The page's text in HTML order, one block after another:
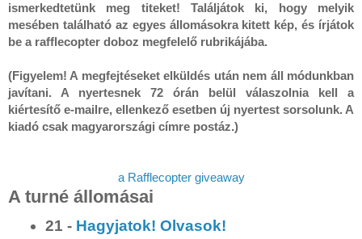
ismerkedtetünk meg titeket! Találjátok ki, hogy melyik
mesében található az egyes állomásokra kitett kép, és írjátok
be a rafflecopter doboz megfelelő rubrikájába.
(Figyelem! A megfejtéseket elküldés után nem áll módunkban
javítani. A nyertesnek 72 órán belül válaszolnia kell a
kiértesítő e-mailre, ellenkező esetben új nyertest sorsolunk. A
kiadó csak magyarországi címre postáz.)
a Rafflecopter giveaway
A turné állomásai
21 - Hagyjatok! Olvasok!